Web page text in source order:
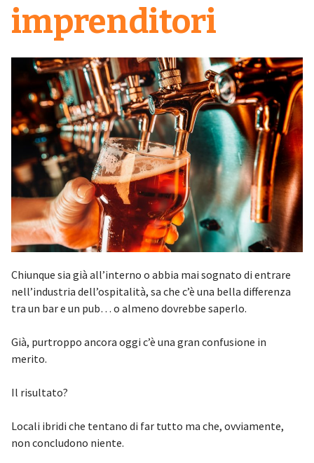
imprenditori
Chiunque sia già all’interno o abbia mai sognato di entrare
nell’industria dell’ospitalità, sa che c’è una bella differenza
tra un bar e un pub… o almeno dovrebbe saperlo.
Già, purtroppo ancora oggi c’è una gran confusione in
merito.
Il risultato?
Locali ibridi che tentano di far tutto ma che, ovviamente,
non concludono niente.